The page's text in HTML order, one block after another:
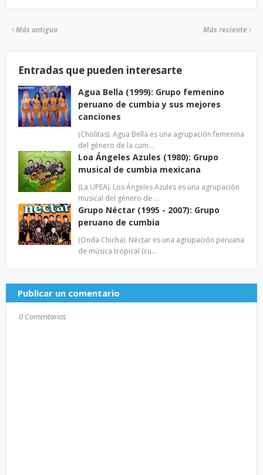
Más reciente
Más antigua
Entradas que pueden interesarte
Agua Bella (1999): Grupo femenino
peruano de cumbia y sus mejores
canciones
(Cholitas). Agua Bella es una agrupación femenina
del género de la cum…
Loa Ángeles Azules (1980): Grupo
musical de cumbia mexicana
(La UPEA). Los Ángeles Azules es una agrupación
musical del género de …
Grupo Néctar (1995 - 2007): Grupo
peruano de cumbia
(Onda Chicha). Néctar es una agrupación peruana
de música tropical (cu…
Publicar un comentario
0 Comentarios